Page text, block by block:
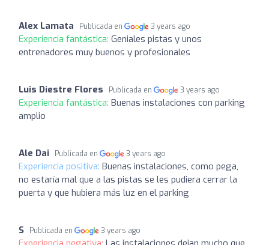
Alex Lamata Publicada en 3 years ago
Experiencia fantástica: Geniales pistas y unos
entrenadores muy buenos y profesionales
Luis Diestre Flores Publicada en 3 years ago
Experiencia fantástica: Buenas instalaciones con parking
amplio
Ale Dai Publicada en 3 years ago
Experiencia positiva: Buenas instalaciones, como pega,
no estaría mal que a las pistas se les pudiera cerrar la
puerta y que hubiera más luz en el parking
S Publicada en 3 years ago